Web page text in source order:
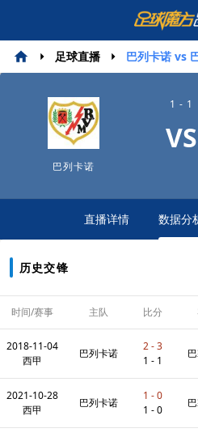
足球直播 巴列卡诺 vs
巴列卡诺
1 - 1
VS
直播详情 数据分
历史交锋
时间/赛事 主队 比分
2018-11-04
西甲
巴列卡诺
2 - 3
1 - 1
2021-10-28
西甲
巴列卡诺
1 - 0
1 - 0